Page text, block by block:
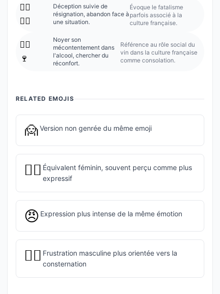
🙍‍♂️
🤷‍♂️
Déception suivie de
résignation, abandon face à
une situation.
Évoque le fatalisme
parfois associé à la
culture française.
🙍‍♂️
🍷
Noyer son
mécontentement dans
l'alcool, chercher du
réconfort.
Référence au rôle social du
vin dans la culture française
comme consolation.
RELATED EMOJIS
🙍Version non genrée du même emoji
🙍‍♀️ Équivalent féminin, souvent perçu comme plus
expressif
😠 Expression plus intense de la même émotion
🤦‍♂️ Frustration masculine plus orientée vers la
consternation